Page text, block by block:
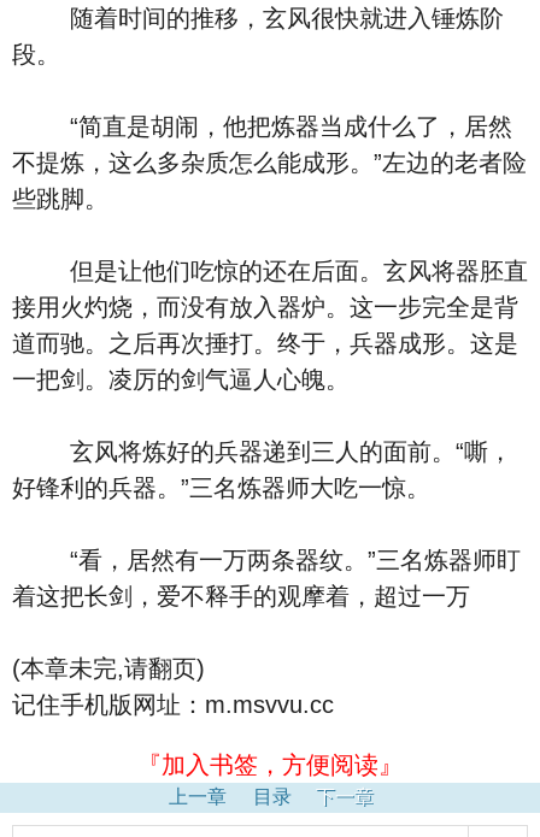
随着时间的推移，玄风很快就进入锤炼阶
段。
“简直是胡闹，他把炼器当成什么了，居然
不提炼，这么多杂质怎么能成形。”左边的老者险
些跳脚。
但是让他们吃惊的还在后面。玄风将器胚直
接用火灼烧，而没有放入器炉。这一步完全是背
道而驰。之后再次捶打。终于，兵器成形。这是
一把剑。凌厉的剑气逼人心魄。
玄风将炼好的兵器递到三人的面前。“嘶，
好锋利的兵器。”三名炼器师大吃一惊。
“看，居然有一万两条器纹。”三名炼器师盯
着这把长剑，爱不释手的观摩着，超过一万
(本章未完,请翻页)
记住手机版网址：m.msvvu.cc
『加入书签，方便阅读』
上一章 目录 下一章